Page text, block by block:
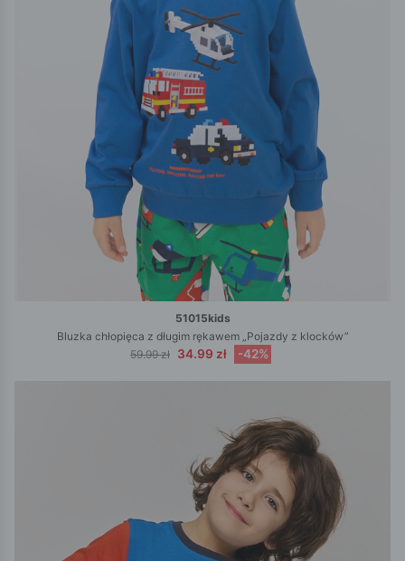
51015kids
Bluzka chłopięca z długim rękawem „Pojazdy z klocków”
59.99 zł 34.99 zł -42%